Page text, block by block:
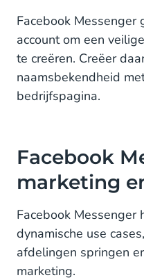
Facebook
account om een
te creëren. Creëer
naamsbekendheid
bedrijfspagina.
Facebook
marketing
Facebook Messenger
dynamische use
afdelingen springen
marketing.